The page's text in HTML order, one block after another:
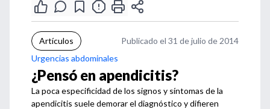
Artículos
Publicado el 31 de julio de 2014
Urgencias abdominales
¿Pensó en apendicitis?
La poca especificidad de los signos y síntomas de la
apendicitis suele demorar el diagnóstico y difieren